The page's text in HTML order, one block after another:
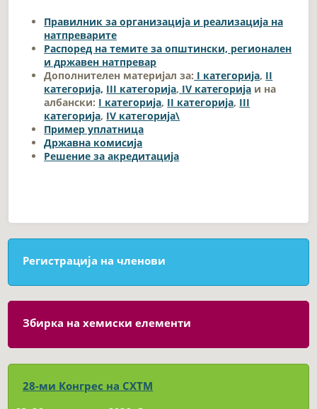
Правилник за организација и реализација на
натпреварите
Распоред на темите за општински, регионален
и државен натпревар
Дополнителен материјал за: I категорија, II
категорија, III категорија, IV категорија и на
албански: I категорија, II категорија, III
категорија, IV категорија\
Пример уплатница
Државна комисија
Решение за акредитација
Регистрација на членови
Збирка на хемиски елементи
28-ми Конгрес на СХТМ